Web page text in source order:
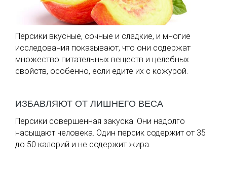
Персики вкусные, сочные и сладкие, и многие
исследования показывают, что они содержат
множество питательных веществ и целебных
свойств, особенно, если едите их с кожурой.
ИЗБАВЛЯЮТ ОТ ЛИШНЕГО ВЕСА
Персики совершенная закуска. Они надолго
насыщают человека. Один персик содержит от 35
до 50 калорий и не содержит жира.